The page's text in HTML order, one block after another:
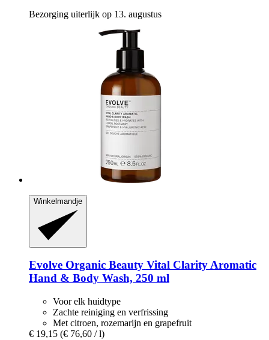
Bezorging uiterlijk op 13. augustus
Winkelmandje
Evolve Organic Beauty Vital Clarity Aromatic
Hand & Body Wash, 250 ml
Voor elk huidtype
Zachte reiniging en verfrissing
Met citroen, rozemarijn en grapefruit
€ 19,15 (€ 76,60 / l)